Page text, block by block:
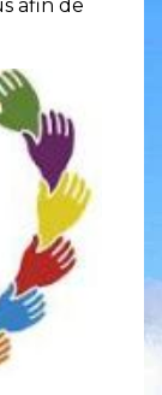
afin de